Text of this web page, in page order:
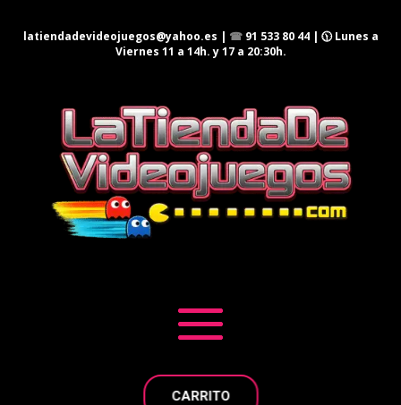
latiendadevideojuegos@yahoo.es | ☎ 91 533 80 44| 🕦 Lunes a
Viernes 11 a 14h. y 17 a 20:30h.
CARRITO